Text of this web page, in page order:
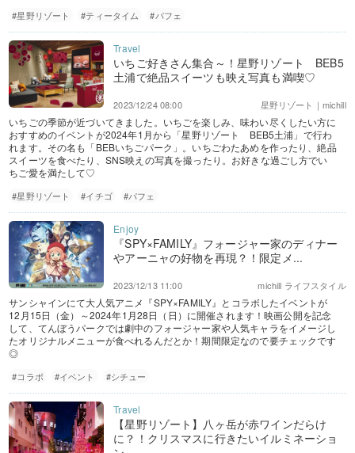
#星野リゾート #ティータイム #パフェ
いちご好きさん集合～！星野リゾート BEB5
土浦で絶品スイーツも映え写真も満喫♡
星野リゾート｜michill
2023/12/24 08:00
いちごの季節が近づいてきました。いちごを楽しみ、味わい尽くしたい方に
おすすめのイベントが2024年1月から「星野リゾート BEB5土浦」で行わ
れます。その名も「BEBいちごパーク」。いちごわたあめを作ったり、絶品
スイーツを食べたり、SNS映えの写真を撮ったり。お好きな過ごし方でい
ちご愛を満たして♡
#星野リゾート #イチゴ #パフェ
『SPY×FAMILY』フォージャー家のディナー
やアーニャの好物を再現？！限定メ...
michill ライフスタイル
2023/12/13 11:00
サンシャインにて大人気アニメ『SPY×FAMILY』とコラボしたイベントが
12月15日（金）～2024年1月28日（日）に開催されます！映画公開を記念
して、てんぼうパークでは劇中のフォージャー家や人気キャラをイメージし
たオリジナルメニューが食べれるんだとか！期間限定なので要チェックです
◎
#コラボ #イベント #シチュー
【星野リゾート】八ヶ岳が赤ワインだらけ
に？！クリスマスに行きたいイルミネーショ